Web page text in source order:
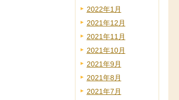
2022年1月
2021年12月
2021年11月
2021年10月
2021年9月
2021年8月
2021年7月